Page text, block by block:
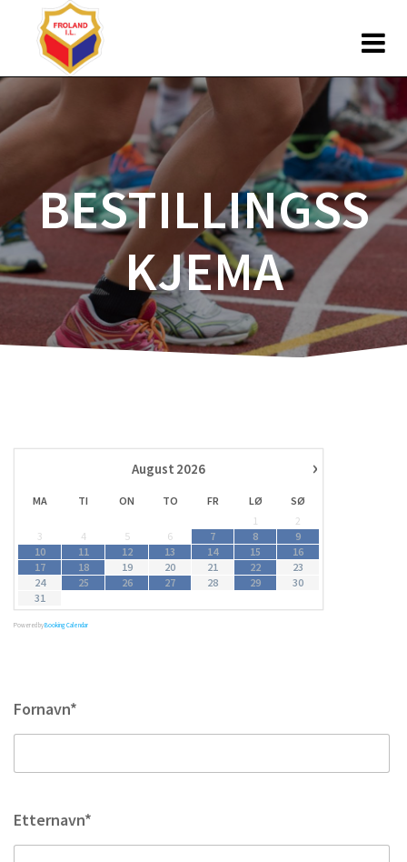
BESTILLINGSS
KJEMA
›
August 2026
MA TI ON TO FR LØ
SØ
1
2
3
4 5 6 7 8
9
10
11 12 13 14 15
16
17
18 19 20 21 22
23
24
25 26 27 28 29
30
31
Powered byBooking Calendar
Fornavn*
Etternavn*